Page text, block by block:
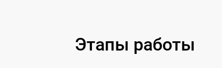
Этапы работы